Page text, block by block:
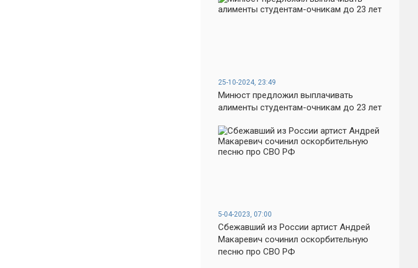
25-10-2024, 23:49
Минюст предложил выплачивать
алименты студентам-очникам до 23 лет
5-04-2023, 07:00
Сбежавший из России артист Андрей
Макаревич сочинил оскорбительную
песню про СВО РФ